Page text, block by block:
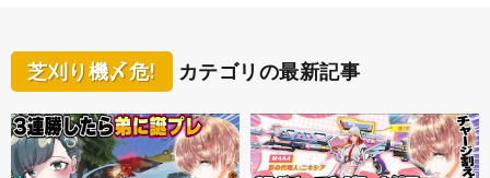
芝刈り機〆危! カテゴリの最新記事